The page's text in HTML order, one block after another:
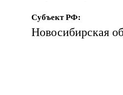
Субъект РФ:
Новосибирская